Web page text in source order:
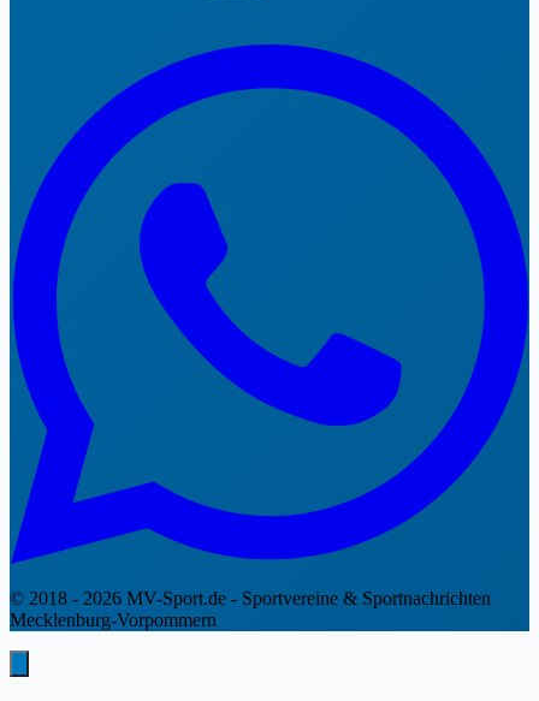
© 2018 - 2026 MV-Sport.de - Sportvereine & Sportnachrichten
Mecklenburg-Vorpommern